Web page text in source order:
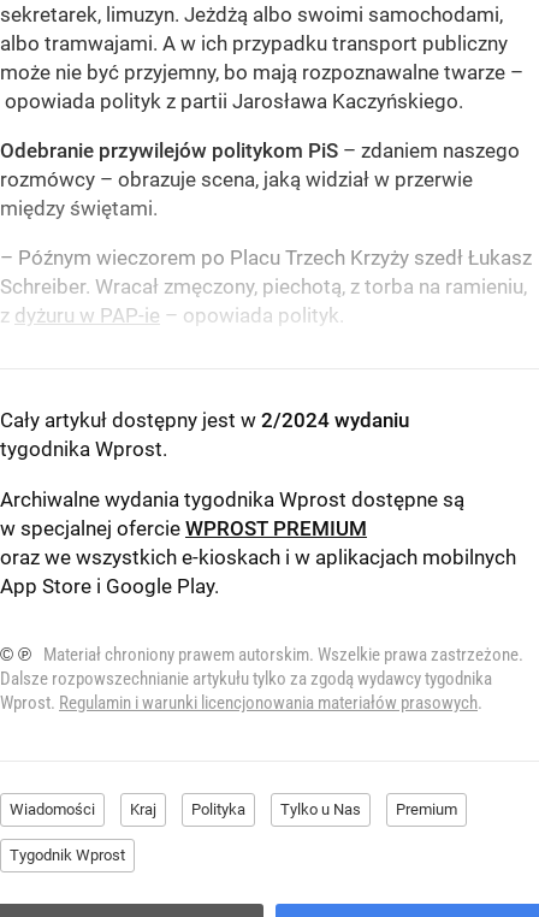
sekretarek, limuzyn. Jeżdżą albo swoimi samochodami,
albo tramwajami. A w ich przypadku transport publiczny
może nie być przyjemny, bo mają rozpoznawalne twarze –
opowiada polityk z partii Jarosława Kaczyńskiego.
Odebranie przywilejów politykom PiS – zdaniem naszego
rozmówcy – obrazuje scena, jaką widział w przerwie
między świętami.
– Późnym wieczorem po Placu Trzech Krzyży szedł Łukasz
Schreiber. Wracał zmęczony, piechotą, z torba na ramieniu,
z dyżuru w PAP-ie – opowiada polityk.
Cały artykuł dostępny jest w 2/2024 wydaniu
tygodnika Wprost.
Archiwalne wydania tygodnika Wprost dostępne są
w specjalnej ofercie WPROST PREMIUM
oraz we wszystkich e-kioskach i w aplikacjach mobilnych
App Store i Google Play.
© ℗
Materiał chroniony prawem autorskim. Wszelkie prawa zastrzeżone.
Dalsze rozpowszechnianie artykułu tylko za zgodą wydawcy tygodnika
Wprost. Regulamin i warunki licencjonowania materiałów prasowych.
Wiadomości Kraj Polityka Tylko u Nas Premium
Tygodnik Wprost